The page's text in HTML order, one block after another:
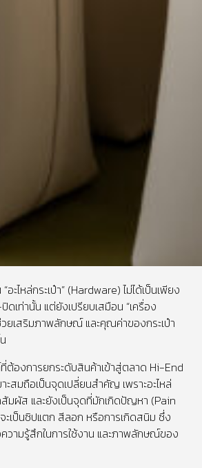
ะไหล่กระเป๋า” (Hardware) ไม่ได้เป็นเพียง
เท่านั้น แต่ยังเปรียบเสมือน “เครื่อง
ยเสริมภาพลักษณ์ และคุณค่าของกระเป๋า
ต้องการยกระดับสินค้าเข้าสู่ตลาด Hi-End
าะสมถือเป็นจุดเปลี่ยนสำคัญ เพราะอะไหล่
มผัส และยังเป็นจุดที่มักเกิดปัญหา (Pain
ะเป็นซิปแตก สีลอก หรือการเกิดสนิม ซึ่ง
ามรู้สึกในการใช้งาน และภาพลักษณ์ของ